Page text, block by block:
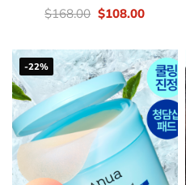
價
錢：
$168.00 Original
price
$168.00.
$108.00Current
$108.00.
-22%